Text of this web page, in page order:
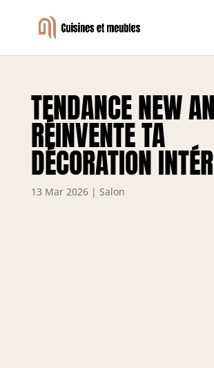
TENDANCE NEW
RÉINVENTE TA
DÉCORATION
13 Mar 2026| Salon